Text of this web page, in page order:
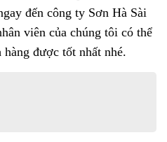
đến công ty Sơn Hà Sài
viên của chúng tôi có thể
được tốt nhất nhé.